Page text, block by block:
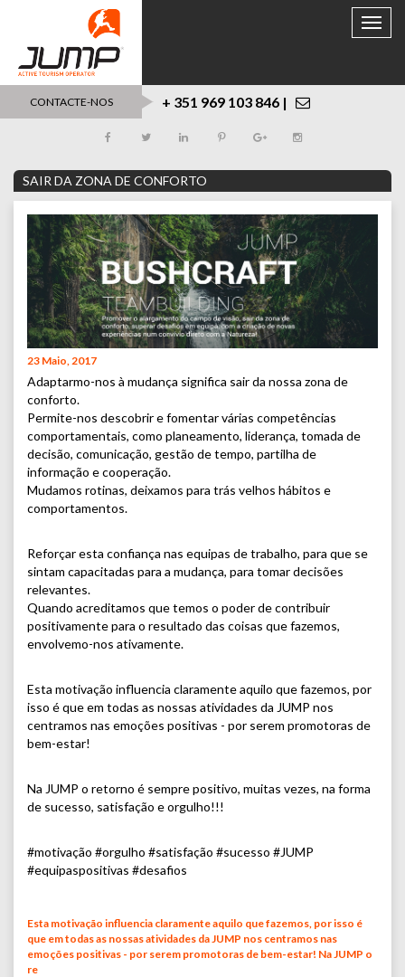
Toggle
CONTACTE-NOS + 351 969 103 846 |
SAIR DA ZONA DE CONFORTO
23 Maio, 2017
Adaptarmo-nos à mudança significa sair da nossa zona de
conforto.
Permite-nos descobrir e fomentar várias competências
comportamentais, como planeamento, liderança, tomada de
decisão, comunicação, gestão de tempo, partilha de
informação e cooperação.
Mudamos rotinas, deixamos para trás velhos hábitos e
comportamentos.
Reforçar esta confiança nas equipas de trabalho, para que se
sintam capacitadas para a mudança, para tomar decisões
relevantes.
Quando acreditamos que temos o poder de contribuir
positivamente para o resultado das coisas que fazemos,
envolvemo-nos ativamente.
Esta motivação influencia claramente aquilo que fazemos, por
isso é que em todas as nossas atividades da JUMP nos
centramos nas emoções positivas - por serem promotoras de
bem-estar!
Na JUMP o retorno é sempre positivo, muitas vezes, na forma
de sucesso, satisfação e orgulho!!!
#motivação #orgulho #satisfação #sucesso #JUMP
#equipaspositivas #desafios
Esta motivação influencia claramente aquilo que fazemos, por isso é
que em todas as nossas atividades da JUMP nos centramos nas
emoções positivas - por serem promotoras de bem-estar! Na JUMP o
re